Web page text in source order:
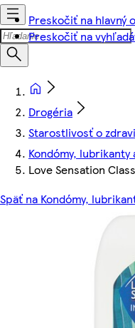
Preskočiť na hlavný
Preskočiť na
Drogéria
Starostlivosť o
Kondómy,
Love Sensation
Späť na Kondómy,